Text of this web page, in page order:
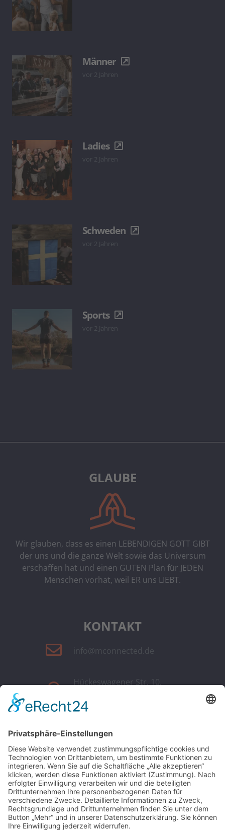
Männer
vor 2 Jahren
Ladies
vor 2 Jahren
Schweden
vor 2 Jahren
Sports
vor 2 Jahren
GLAUBE
Wir glauben, dass es einen LEBENDIGEN GOTT GIBT
der uns und die ganze Welt sowie das Universum
erschaffen hat und einen GUTEN Plan für JEDEN
Menschen vorhat, weil ER uns LIEBT.
KONTAKT
info@mconnected.de
Hückeswagener Str. 10,
LINKS
M-CONNECTED
ÜBER UNS
KNEIPE
SCHWEDEN
LADIES